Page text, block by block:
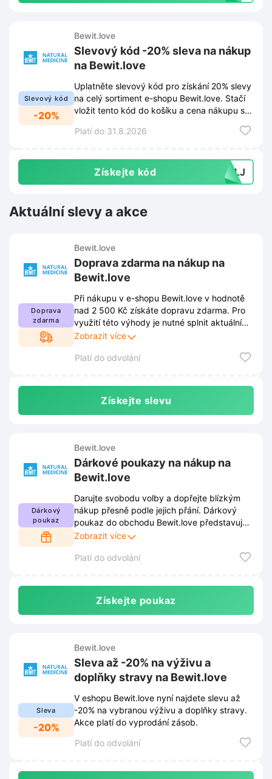
Slevový kód
-20%
Bewit.love
Slevový kód -20% sleva na nákup
na Bewit.love
Uplatněte slevový kód pro získání 20% slevy
na celý sortiment e-shopu Bewit.love. Stačí
vložit tento kód do košíku a cena nákupu se
Platí do 31.8.2026
Získejte kód 2YLJ
Aktuální slevy a akce
Doprava
zdarma
Bewit.love
Doprava zdarma na nákup na
Bewit.love
Při nákupu v e-shopu Bewit.love v hodnotě
nad 2 500 Kč získáte dopravu zdarma. Pro
využití této výhody je nutné splnit aktuální
podmínky stanovené obchodem. Kompletní
stránkách a mohou podléhat průběžným
Zobrazit více
Platí do odvolání
Získejte slevu
Dárkový
poukaz
Bewit.love
Dárkové poukazy na nákup na
Bewit.love
Darujte svobodu volby a dopřejte blízkým
nákup přesně podle jejich přání. Dárkový
poukaz do obchodu Bewit.love představuje
ideální způsob, jak potěšit rodinu i přátele
Zobrazit více
Platí do odvolání
Získejte poukaz
Sleva
-20%
Bewit.love
Sleva až -20% na výživu a
doplňky stravy na Bewit.love
V eshopu Bewit.love nyní najdete slevu až
-20% na vybranou výživu a doplňky stravy.
Akce platí do vyprodání zásob.
Platí do odvolání